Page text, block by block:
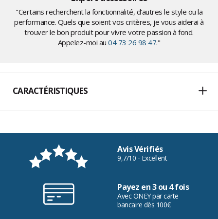
"Certains recherchent la fonctionnalité, d’autres le style ou la
performance. Quels que soient vos critères, je vous aiderai à
trouver le bon produit pour vivre votre passion à fond.
Appelez-moi au04 73 26 98 47."
CARACTÉRISTIQUES
Avis Vérifiés
9,7/10 - Excellent
Payez en 3 ou 4 fois
Avec ONEY par carte
bancaire dès 100€